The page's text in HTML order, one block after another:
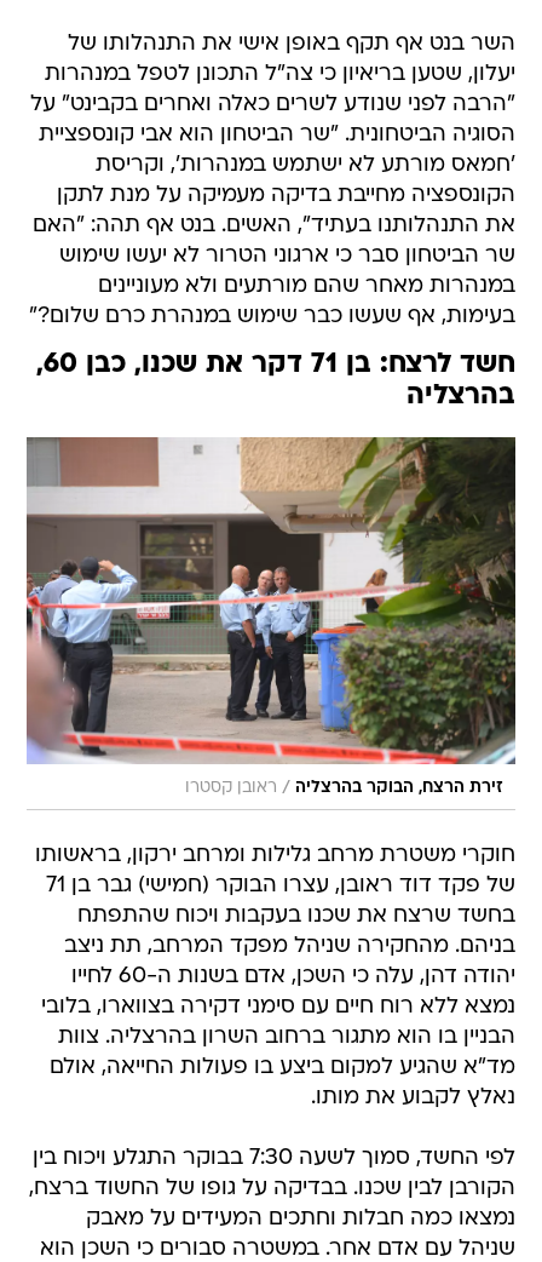
השר בנט אף תקף באופן אישי את התנהלותו של
יעלון, שטען בריאיון כי צה"ל התכונן לטפל במנהרות
"הרבה לפני שנודע לשרים כאלה ואחרים בקבינט" על
הסוגיה הביטחונית. "שר הביטחון הוא אבי קונספציית
'חמאס מורתע לא ישתמש במנהרות', וקריסת
הקונספציה מחייבת בדיקה מעמיקה על מנת לתקן
את התנהלותנו בעתיד", האשים. בנט אף תהה: "האם
שר הביטחון סבר כי ארגוני הטרור לא יעשו שימוש
במנהרות מאחר שהם מורתעים ולא מעוניינים
בעימות, אף שעשו כבר שימוש במנהרת כרם שלום?"
חשד לרצח: בן 71 דקר את שכנו, כבן 60,
בהרצליה
זירת הרצח, הבוקר בהרצליה / ראובן קסטרו
חוקרי משטרת מרחב גלילות ומרחב ירקון, בראשותו
של פקד דוד ראובן, עצרו הבוקר (חמישי) גבר בן 71
בחשד שרצח את שכנו בעקבות ויכוח שהתפתח
בניהם. מהחקירה שניהל מפקד המרחב, תת ניצב
יהודה דהן, עלה כי השכן, אדם בשנות ה-60 לחייו
נמצא ללא רוח חיים עם סימני דקירה בצווארו, בלובי
הבניין בו הוא מתגור ברחוב השרון בהרצליה. צוות
מד"א שהגיע למקום ביצע בו פעולות החייאה, אולם
נאלץ לקבוע את מותו.
לפי החשד, סמוך לשעה 7:30 בבוקר התגלע ויכוח בין
הקורבן לבין שכנו. בבדיקה על גופו של החשוד ברצח,
נמצאו כמה חבלות וחתכים המעידים על מאבק
שניהל עם אדם אחר. במשטרה סבורים כי השכן הוא